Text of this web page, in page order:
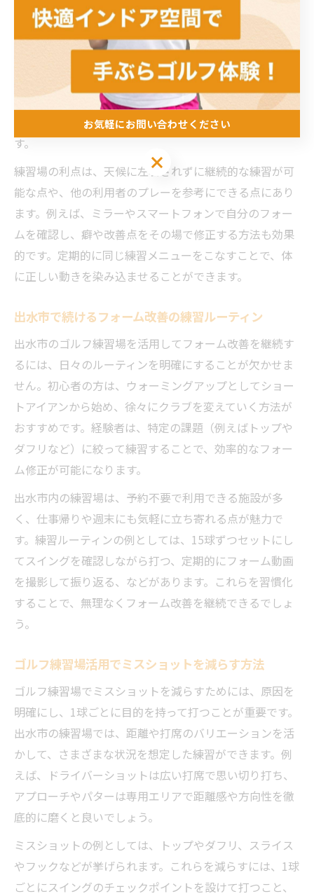
には、まず自分のスイングを客観的に把握することが重
要です。出水市のゴルフ練習場では距離や打席数が豊富
な施設が多く、各自の課題に合わせて反復練習がしやす
い環境が整っています。安定したフォームを目指すに
は、一定のリズムでアドレスからフィニッシュまで動作
を繰り返し、毎回同じ動きを意識することがポイントで
す。
練習場の利点は、天候に左右されずに継続的な練習が可
能な点や、他の利用者のプレーを参考にできる点にあり
ます。例えば、ミラーやスマートフォンで自分のフォー
ムを確認し、癖や改善点をその場で修正する方法も効果
的です。定期的に同じ練習メニューをこなすことで、体
に正しい動きを染み込ませることができます。
出水市で続けるフォーム改善の練習ルーティン
出水市のゴルフ練習場を活用してフォーム改善を継続す
るには、日々のルーティンを明確にすることが欠かせま
せん。初心者の方は、ウォーミングアップとしてショー
トアイアンから始め、徐々にクラブを変えていく方法が
おすすめです。経験者は、特定の課題（例えばトップや
ダフリなど）に絞って練習することで、効率的なフォー
ム修正が可能になります。
出水市内の練習場は、予約不要で利用できる施設が多
く、仕事帰りや週末にも気軽に立ち寄れる点が魅力で
す。練習ルーティンの例としては、15球ずつセットにし
てスイングを確認しながら打つ、定期的にフォーム動画
を撮影して振り返る、などがあります。これらを習慣化
することで、無理なくフォーム改善を継続できるでしょ
う。
ゴルフ練習場活用でミスショットを減らす方法
ゴルフ練習場でミスショットを減らすためには、原因を
明確にし、1球ごとに目的を持って打つことが重要です。
出水市の練習場では、距離や打席のバリエーションを活
かして、さまざまな状況を想定した練習ができます。例
えば、ドライバーショットは広い打席で思い切り打ち、
アプローチやパターは専用エリアで距離感や方向性を徹
底的に磨くと良いでしょう。
ミスショットの例としては、トップやダフリ、スライス
やフックなどが挙げられます。これらを減らすには、1球
ごとにスイングのチェックポイントを設けて打つこと、
お気軽にお問い合わせください
お気軽にお問い合わせください